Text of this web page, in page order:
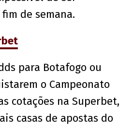
de semana.
para Botafogo ou
o Campeonato
cotações na Superbet,
casas de apostas do